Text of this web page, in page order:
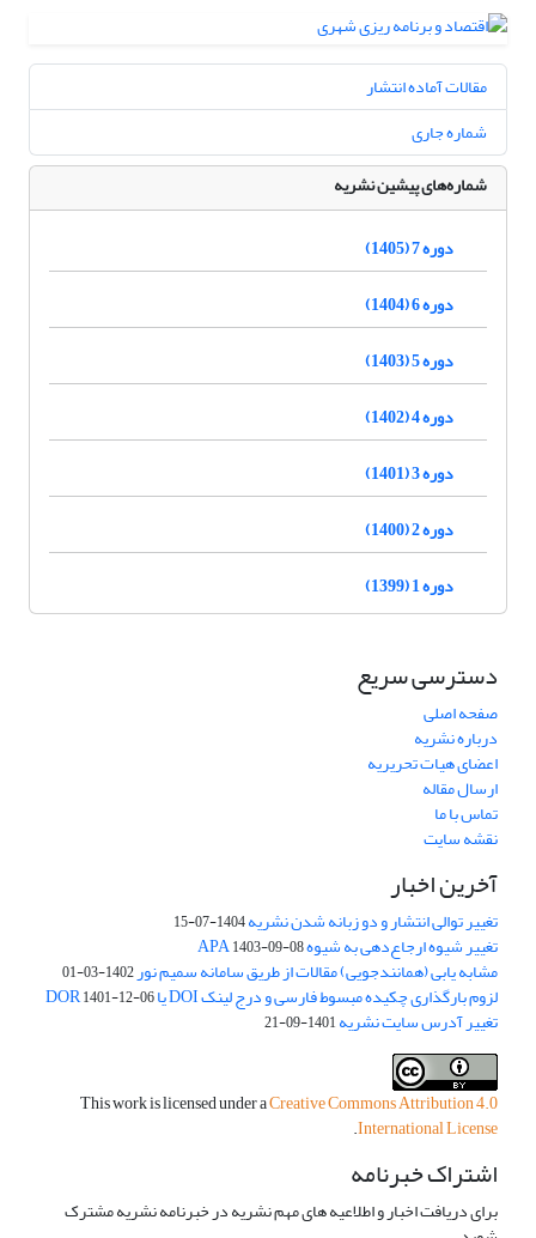
مقالات آماده انتشار
شماره جاری
شماره‌های پیشین نشریه
دوره 7 (1405)
دوره 6 (1404)
دوره 5 (1403)
دوره 4 (1402)
دوره 3 (1401)
دوره 2 (1400)
دوره 1 (1399)
دسترسی سریع
صفحه اصلی
درباره نشریه
اعضای هیات تحریریه
ارسال مقاله
تماس با ما
نقشه سایت
آخرین اخبار
تغییر توالی انتشار و دو زبانه شدن نشریه1404-07-15
تغییر شیوه ارجاع‌دهی به شیوه APA1403-09-08
مشابه یابی (همانندجویی) مقالات از طریق سامانه سمیم نور1402-03-01
لزوم بارگذاری چکیده مبسوط فارسی و درج لینک DOI یا DOR 1401-12-06
تغییر آدرس سایت نشریه1401-09-21
This work is licensed under aCreative Commons Attribution 4.0
International License
.
اشتراک خبرنامه
برای دریافت اخبار و اطلاعیه های مهم نشریه در خبرنامه نشریه مشترک